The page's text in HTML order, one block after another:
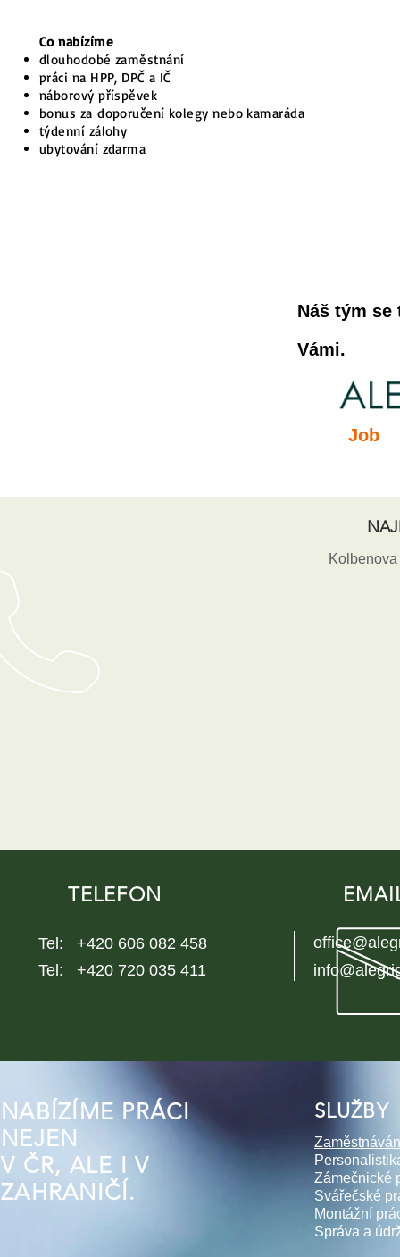
Co nabízíme
dlouhodobé zaměstnání
práci na HPP, DPČ a IČ
náborový příspěvek
bonus zadoporučení kolegy nebo kamaráda
týdenní zálohy
ubytování zdarma
Náš tým
Vámi.
Job
TELEFON
Tel: +420 606 082 458
Tel: +420 720 035 411
NABÍZÍME PRÁCI
NEJEN
V ČR, ALE I V
ZAHRANIČÍ.
SLUŽBY
Zámečnické
Svářečské
Montážní
Správa a